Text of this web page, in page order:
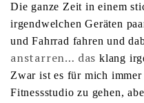
Die ganze Zeit in einem
irgendwelchen Geräten
und Fahrrad fahren und
anstarren… das klang
Zwar ist es für mich
Fitnessstudio zu gehen,